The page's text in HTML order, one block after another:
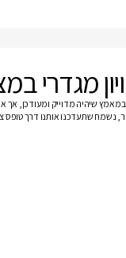
מגדרי
שיהיה מדוייק ומעודכן, אך
נשמח שתעדכנו אותנו דרך טופס